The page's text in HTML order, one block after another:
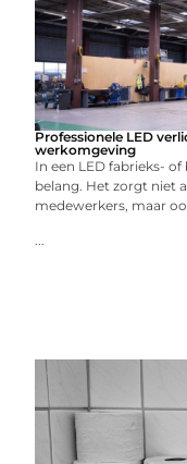
Professionele LED
werkomgeving
In een LED fabrieks-
belang. Het zorgt niet
medewerkers, maar
...